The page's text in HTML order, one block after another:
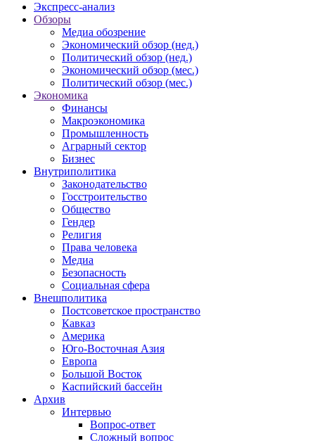
Экспресс-анализ
Обзоры
Медиа обозрение
Экономический обзор (нед.)
Политический обзор (нед.)
Экономический обзор (мес.)
Политический обзор (мес.)
Экономика
Финансы
Макроэкономика
Промышленность
Аграрный сектор
Бизнес
Внутриполитика
Законодательство
Госстроительство
Общество
Гендер
Религия
Права человека
Медиа
Безопасность
Социальная сфера
Внешполитика
Постсоветское пространство
Кавказ
Америка
Юго-Восточная Азия
Европа
Большой Восток
Каспийский бассейн
Архив
Интервью
Вопрос-ответ
Сложный вопрос